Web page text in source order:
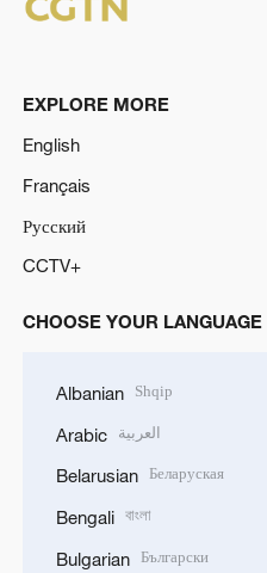
EXPLORE MORE
English
Français
Русский
CCTV+
CHOOSE YOUR LANGUAGE
Albanian Shqip
Arabic العربية
Belarusian Беларуская
Bengali বাংলা
Bulgarian Български